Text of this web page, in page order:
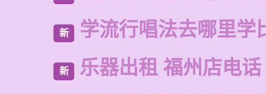
新 学流行唱法去哪里学
新 乐器出租 福州店电话